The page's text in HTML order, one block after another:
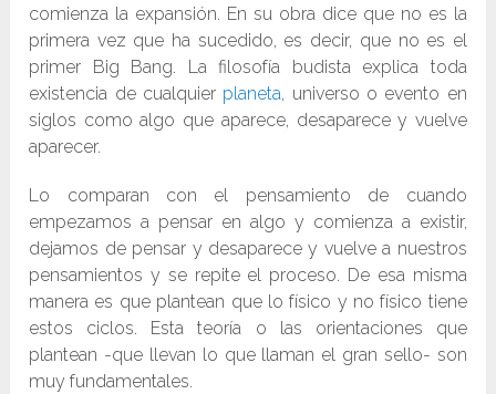
comienza la expansión. En su obra dice que no es la
primera vez que ha sucedido, es decir, que no es el
primer Big Bang. La filosofía budista explica toda
existencia de cualquier planeta, universo o evento en
siglos como algo que aparece, desaparece y vuelve
aparecer.
Lo comparan con el pensamiento de cuando
empezamos a pensar en algo y comienza a existir,
dejamos de pensar y desaparece y vuelve a nuestros
pensamientos y se repite el proceso. De esa misma
manera es que plantean que lo físico y no físico tiene
estos ciclos. Esta teoría o las orientaciones que
plantean -que llevan lo que llaman el gran sello- son
muy fundamentales.